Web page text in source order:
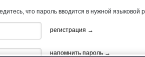
что пароль вводится в нужной языковой
регистрация →
напомнить пароль →